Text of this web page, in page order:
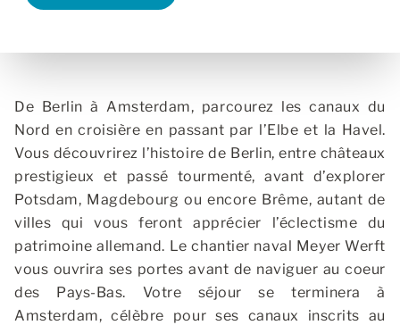
De Berlin à Amsterdam, parcourez les canaux du
Nord en croisière en passant par l’Elbe et la Havel.
Vous découvrirez l’histoire de Berlin, entre châteaux
prestigieux et passé tourmenté, avant d’explorer
Potsdam, Magdebourg ou encore Brême, autant de
villes qui vous feront apprécier l’éclectisme du
patrimoine allemand. Le chantier naval Meyer Werft
vous ouvrira ses portes avant de naviguer au coeur
des Pays-Bas. Votre séjour se terminera à
Amsterdam, célèbre pour ses canaux inscrits au